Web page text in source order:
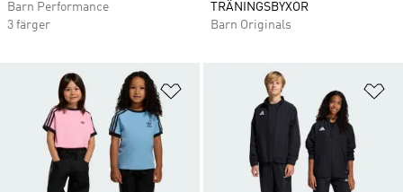
Barn Performance
3 färger
TRÄNINGSBYXOR
Barn Originals
Lägg till på önskelistan